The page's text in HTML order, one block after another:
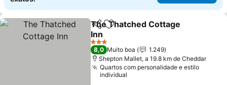
PartilharAdicionar aos favoritos
The Thatched Cottage
Inn
3 Estrelas
8,0 Muito boa
1.249
Shepton Mallet, a 19.8 km de Cheddar
Quartos com personalidade e estilo
individual